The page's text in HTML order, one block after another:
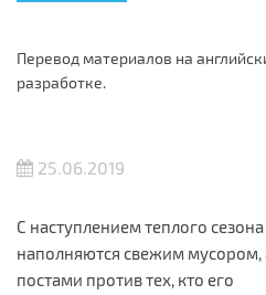
Перевод материалов на
разработке.
25.06.2019
С наступлением теплого
наполняются свежим мусором,
постами против тех, кто его